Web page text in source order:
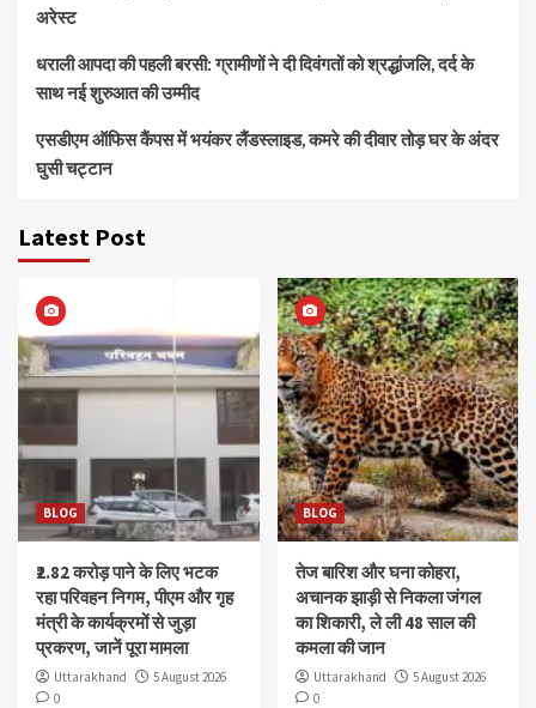
अरेस्ट
धराली आपदा की पहली बरसी: ग्रामीणों ने दी दिवंगतों को श्रद्धांजलि, दर्द के
साथ नई शुरुआत की उम्मीद
एसडीएम ऑफिस कैंपस में भयंकर लैंडस्लाइड, कमरे की दीवार तोड़ घर के अंदर
घुसी चट्टान
Latest Post
BLOG
₹2.82 करोड़ पाने के लिए भटक
रहा परिवहन निगम, पीएम और गृह
मंत्री के कार्यक्रमों से जुड़ा
प्रकरण, जानें पूरा मामला
Uttarakhand
5 August 2026
0
BLOG
तेज बारिश और घना कोहरा,
अचानक झाड़ी से निकला जंगल
का शिकारी, ले ली 48 साल की
कमला की जान
Uttarakhand
5 August 2026
0